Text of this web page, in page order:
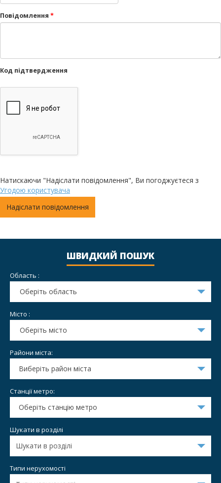
Повідомлення *
Код підтвердження
Натискаючи "Надіслати повідомлення", Ви погоджуєтеся з
Угодою користувача
ШВИДКИЙ ПОШУК
Область :
Оберіть область
Місто :
Оберіть місто
Райони міста:
Виберіть район міста
Станції метро:
Оберіть станцію метро
Шукати в розділі
Типи нерухомості